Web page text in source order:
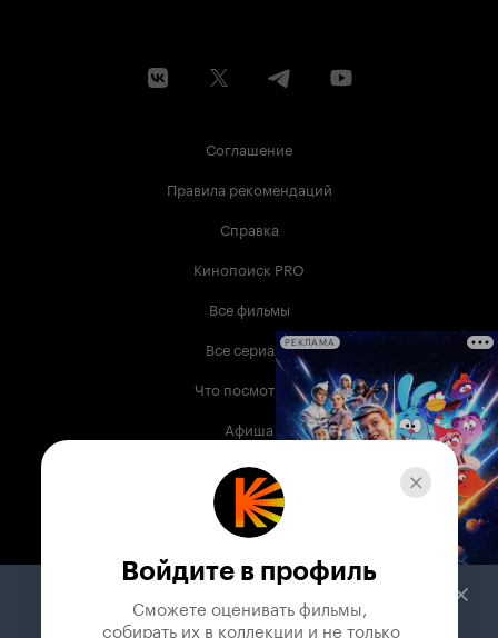
Соглашение
Правила рекомендаций
Справка
Кинопоиск PRO
Все фильмы
Все сериалы
Что посмотреть
Афиша
Музыка
Телепрограмма
Служба поддержки
РЕКЛАМА
Войдите в профиль
Сможете оценивать фильмы,
собирать их в коллекции и не только